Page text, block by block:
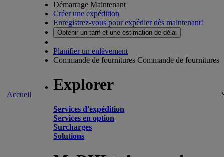
Accueil
Démarrage Maintenant
Créer une expédition
Enregistrez-vous pour expédier dès maintenant!
Obtenir un tarif et une estimation de délai
Planifier un enlèvement
Commande de fournitures Commande de fournitures
Explorer
Services d'expédition
Services en option
Surcharges
Solutions